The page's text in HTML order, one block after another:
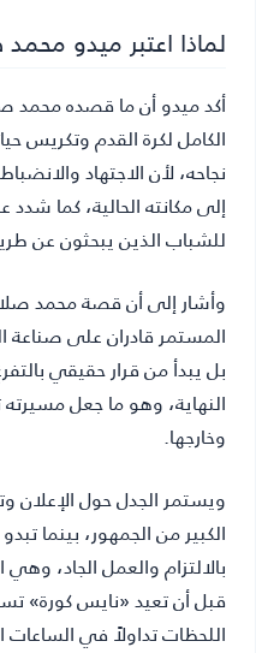
لماذا اعتبر ميدو
أكد ميدو أن ما قصده محمد
الكامل لكرة القدم وتكريس
نجاحه، لأن الاجتهاد
إلى مكانته الحالية، كما
للشباب الذين يبحثون عن
وأشار إلى أن قصة محمد
المستمر قادران على صناعة
بل يبدأ من قرار حقيقي
النهاية، وهو ما جعل
وخارجها.
ويستمر الجدل حول الإعلان
الكبير من الجمهور، بينما
بالالتزام والعمل الجاد،
قبل أن تعيد «نايس كورة»
اللحظات تداولاً في الساعات